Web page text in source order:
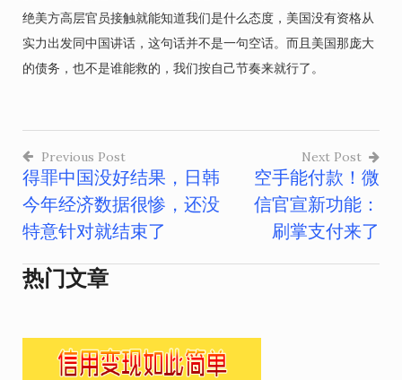
绝美方高层官员接触就能知道我们是什么态度，美国没有资格从
实力出发同中国讲话，这句话并不是一句空话。而且美国那庞大
的债务，也不是谁能救的，我们按自己节奏来就行了。
文
章
航
Previous Post
得罪中国没好结果，日韩
今年经济数据很惨，还没
特意针对就结束了
Next Post
空手能付款！微
信官宣新功能：
刷掌支付来了
热门文章